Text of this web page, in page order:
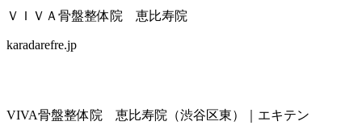
ＶＩＶＡ骨盤整体院 恵比寿院
karadarefre.jp
VIVA骨盤整体院 恵比寿院（渋谷区東）｜エキテン